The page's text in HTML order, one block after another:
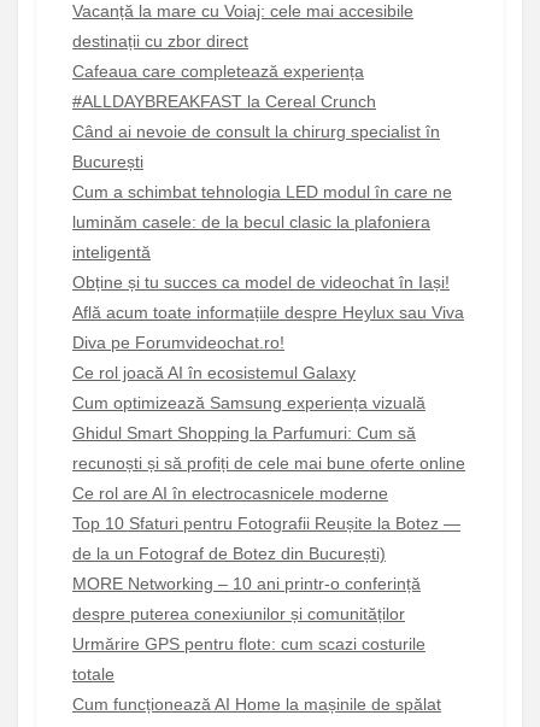
Vacanță la mare cu Voiaj: cele mai accesibile
destinații cu zbor direct
Cafeaua care completează experiența
#ALLDAYBREAKFAST la Cereal Crunch
Când ai nevoie de consult la chirurg specialist în
București
Cum a schimbat tehnologia LED modul în care ne
luminăm casele: de la becul clasic la plafoniera
inteligentă
Obține și tu succes ca model de videochat în Iași!
Află acum toate informațiile despre Heylux sau Viva
Diva pe Forumvideochat.ro!
Ce rol joacă AI în ecosistemul Galaxy
Cum optimizează Samsung experiența vizuală
Ghidul Smart Shopping la Parfumuri: Cum să
recunoști și să profiți de cele mai bune oferte online
Ce rol are AI în electrocasnicele moderne
Top 10 Sfaturi pentru Fotografii Reușite la Botez —
de la un Fotograf de Botez din București)
MORE Networking – 10 ani printr-o conferință
despre puterea conexiunilor și comunităților
Urmărire GPS pentru flote: cum scazi costurile
totale
Cum funcționează AI Home la mașinile de spălat